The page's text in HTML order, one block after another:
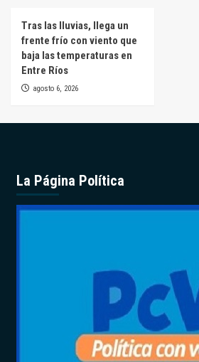
Tras las lluvias, llega un
frente frío con viento que
baja las temperaturas en
Entre Ríos
agosto 6, 2026
La Página Política